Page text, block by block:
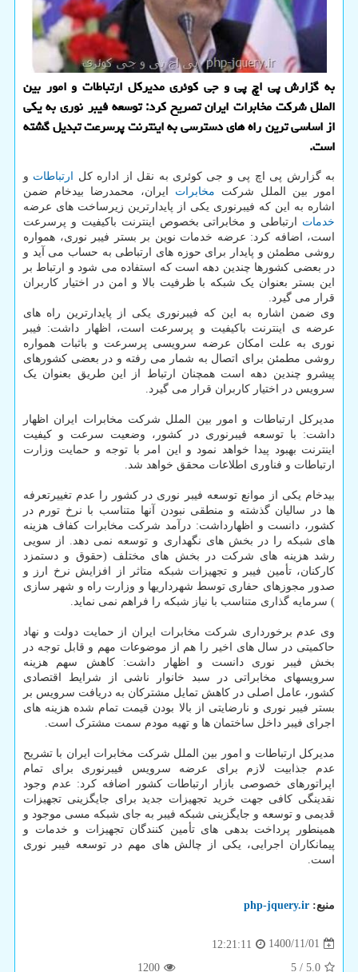
به گزارش پی اچ پی و جی کوئری مدیرکل ارتباطات و امور بین
الملل شرکت مخابرات ایران تصریح کرد: توسعه فیبر نوری به یکی
از اساسی ترین راه های دسترسی به اینترنت پرسرعت تبدیل گشته
است.
به گزارش پی اچ پی و جی کوئری به نقل از اداره کل ارتباطات و
امور بین الملل شرکت مخابرات ایران، محمدرضا بیدخام ضمن
اشاره به این که فیبرنوری یکی از پایدارترین زیرساخت های عرضه
خدمات ارتباطی و مخابراتی بخصوص اینترنت باکیفیت و پرسرعت
است، اضافه کرد: عرضه خدمات نوین بر بستر فیبر نوری، همواره
روشی مطمئن و پایدار برای حوزه های ارتباطی به حساب می آید و
در بعضی کشورها چندین دهه است که استفاده می شود و ارتباط بر
این بستر بعنوان یک شبکه با ظرفیت بالا و امن در اختیار کاربران
قرار می گیرد.
وی ضمن اشاره به این که فیبرنوری یکی از پایدارترین راه های
عرضه ی اینترنت باکیفیت و پرسرعت است، اظهار داشت: فیبر
نوری به علت امکان عرضه سرویسی پرسرعت و باثبات همواره
روشی مطمئن برای اتصال به شمار می رفته و در بعضی کشورهای
پیشرو چندین دهه است همچنان ارتباط از این طریق بعنوان یک
سرویس در اختیار کاربران قرار می گیرد.
مدیرکل ارتباطات و امور بین الملل شرکت مخابرات ایران اظهار
داشت: با توسعه فیبرنوری در کشور، وضعیت سرعت و کیفیت
اینترنت بهبود پیدا خواهد نمود و این امر با توجه و حمایت وزارت
ارتباطات و فناوری اطلاعات محقق خواهد شد.
بیدخام یکی از موانع توسعه فیبر نوری در کشور را عدم تغییرتعرفه
ها در سالیان گذشته و منطقی نبودن آنها متناسب با نرخ تورم در
کشور، دانست و اظهارداشت: درآمد شرکت مخابرات کفاف هزینه
های شبکه را در بخش های نگهداری و توسعه نمی دهد. از سویی
رشد هزینه های شرکت در بخش های مختلف (حقوق و دستمزد
کارکنان، تأمین فیبر و تجهیزات شبکه متاثر از افزایش نرخ ارز و
صدور مجوزهای حفاری توسط شهرداریها و وزارت راه و شهر سازی
) سرمایه گذاری متناسب با نیاز شبکه را فراهم نمی نماید.
وی عدم برخورداری شرکت مخابرات ایران از حمایت دولت و نهاد
حاکمیتی در سال های اخیر را هم از موضوعات مهم و قابل توجه در
بخش فیبر نوری دانست و اظهار داشت: کاهش سهم هزینه
سرویسهای مخابراتی در سبد خانوار ناشی از شرایط اقتصادی
کشور، عامل اصلی در کاهش تمایل مشترکان به دریافت سرویس بر
بستر فیبر نوری و نارضایتی از بالا بودن قیمت تمام شده هزینه های
اجرای فیبر داخل ساختمان ها و تهیه مودم سمت مشترک است.
مدیرکل ارتباطات و امور بین الملل شرکت مخابرات ایران با تشریح
عدم جذابیت لازم برای عرضه سرویس فیبرنوری برای تمام
اپراتورهای خصوصی بازار ارتباطات کشور اضافه کرد: عدم وجود
نقدینگی کافی جهت خرید تجهیزات جدید برای جایگزینی تجهیزات
قدیمی و توسعه و جایگزینی شبکه فیبر به جای شبکه مسی موجود و
همینطور پرداخت بدهی های تأمین کنندگان تجهیزات و خدمات و
پیمانکاران اجرایی، یکی از چالش های مهم در توسعه فیبر نوری
است.
منبع: php-jquery.ir
1400/11/01
12:21:11
5.0
/
5
1200